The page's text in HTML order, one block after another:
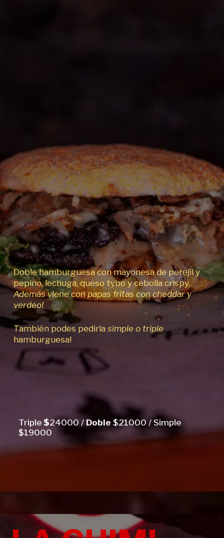
Doble hamburguesa con mayonesa de perejil y
pepino, lechuga, queso tybo y cebolla crispy.
Además viene con papas fritas con cheddar y
verdeo!
También podes pedirla simple o triple
hamburguesa!
Triple $24000 / Doble$21000 / Simple
$19000